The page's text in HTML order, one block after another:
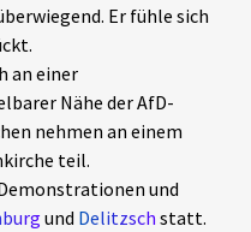
Er fühle sich
an einer
Nähe der AfD-
nehmen an einem
teil.
und
und Delitzsch statt.